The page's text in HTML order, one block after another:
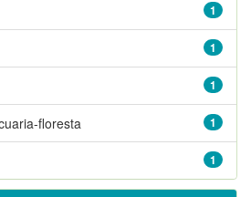
1
1
1
1
floresta
1